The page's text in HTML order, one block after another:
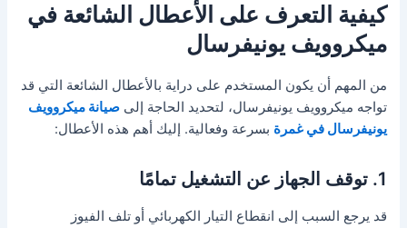
كيفية التعرف على الأعطال الشائعة في
ميكروويف يونيفرسال
من المهم أن يكون المستخدم على دراية بالأعطال الشائعة التي قد
تواجه ميكروويف يونيفرسال، لتحديد الحاجة إلىصيانة ميكروويف
يونيفرسال في غمرة بسرعة وفعالية. إليك أهم هذه الأعطال:
1. توقف الجهاز عن التشغيل تمامًا
قد يرجع السبب إلى انقطاع التيار الكهربائي أو تلف الفيوز